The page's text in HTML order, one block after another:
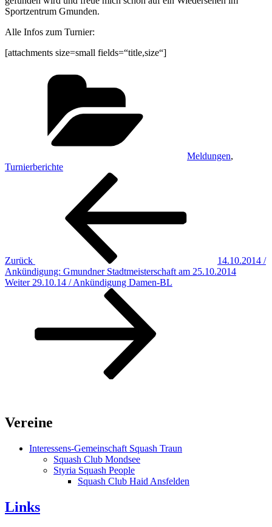
Sportzentrum Gmunden.
Alle Infos zum Turnier:
[attachments size=small fields=“title,size“]
Meldungen,
Turnierberichte
Beitragsnavigation
Zurück
14.10.2014 /
Ankündigung: Gmundner Stadtmeisterschaft am 25.10.2014
Nächster
Weiter 29.10.14 / Ankündigung Damen-BL
Vereine
Interessens-Gemeinschaft Squash Traun
Squash Club Mondsee
Styria Squash People
Squash Club Haid Ansfelden
Links